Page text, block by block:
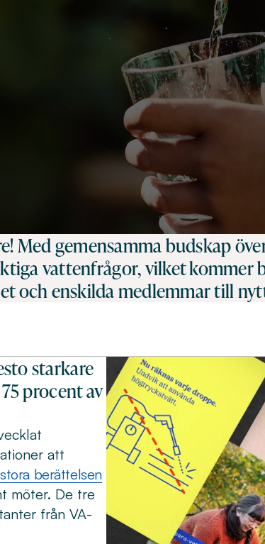
Med gemensamma budskap
vattenfrågor, vilket kommer
och enskilda medlemmar till
starkare
procent av
att
berättelsen
möter. De tre
från VA-